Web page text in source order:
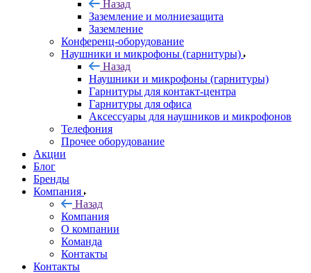
Назад
Заземление и молниезащита
Заземление
Конференц-оборудование
Наушники и микрофоны (гарнитуры)
Назад
Наушники и микрофоны (гарнитуры)
Гарнитуры для контакт-центра
Гарнитуры для офиса
Аксессуары для наушников и микрофонов
Телефония
Прочее оборудование
Акции
Блог
Бренды
Компания
Назад
Компания
О компании
Команда
Контакты
Контакты